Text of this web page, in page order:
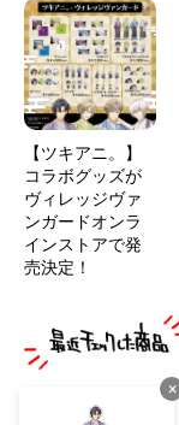
【ツキアニ。】
コラボグッズが
ヴィレッジヴァ
ンガードオンラ
インストアで発
売決定！
×